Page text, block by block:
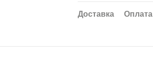
Доставка Оплата